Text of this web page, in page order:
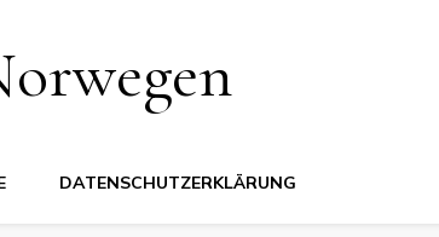
DATENSCHUTZERKLÄRUNG